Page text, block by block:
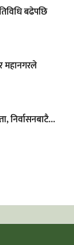
बढेपछि
महानगरले
निर्वासनबाटै…